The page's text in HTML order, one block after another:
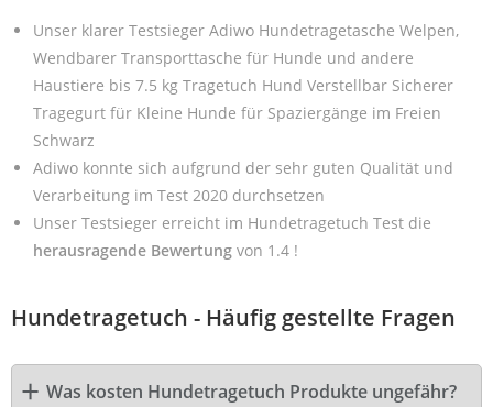
Unser klarer Testsieger Adiwo Hundetragetasche Welpen,
Wendbarer Transporttasche für Hunde und andere
Haustiere bis 7.5 kg Tragetuch Hund Verstellbar Sicherer
Tragegurt für Kleine Hunde für Spaziergänge im Freien
Schwarz
Adiwo konnte sich aufgrund der sehr guten Qualität und
Verarbeitung im Test 2020 durchsetzen
Unser Testsieger erreicht im Hundetragetuch Test die
herausragende Bewertung von 1.4 !
Hundetragetuch - Häufig gestellte Fragen
Was kosten Hundetragetuch Produkte ungefähr?